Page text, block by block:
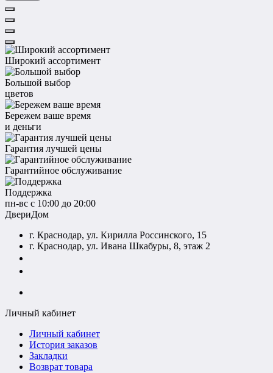
Широкий ассортимент
Большой выбор
цветов
Бережем ваше время
и деньги
Гарантия лучшей цены
Гарантийное обслуживание
Поддержка
пн-вс с 10:00 до 20:00
ДвериДом
г. Краснодар, ул. Кирилла Россинского, 15
г. Краснодар, ул. Ивана Шкабуры, 8, этаж 2
Личный кабинет
Личный кабинет
История заказов
Закладки
Возврат товара